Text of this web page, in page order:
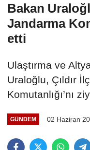
Bakan
Jandarma
etti
Ulaştırma ve
Uraloğlu, Çıldır
Komutanlığı’nı
GÜNDEM 02 Haziran